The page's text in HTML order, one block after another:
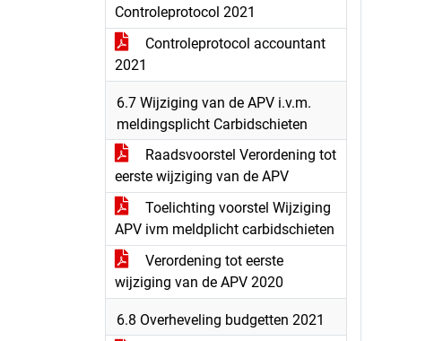
Controleprotocol 2021
Controleprotocol accountant
2021
6.7 Wijziging van de APV i.v.m.
meldingsplicht Carbidschieten
Raadsvoorstel Verordening tot
eerste wijziging van de APV
Toelichting voorstel Wijziging
APV ivm meldplicht carbidschieten
Verordening tot eerste
wijziging van de APV 2020
6.8 Overheveling budgetten 2021